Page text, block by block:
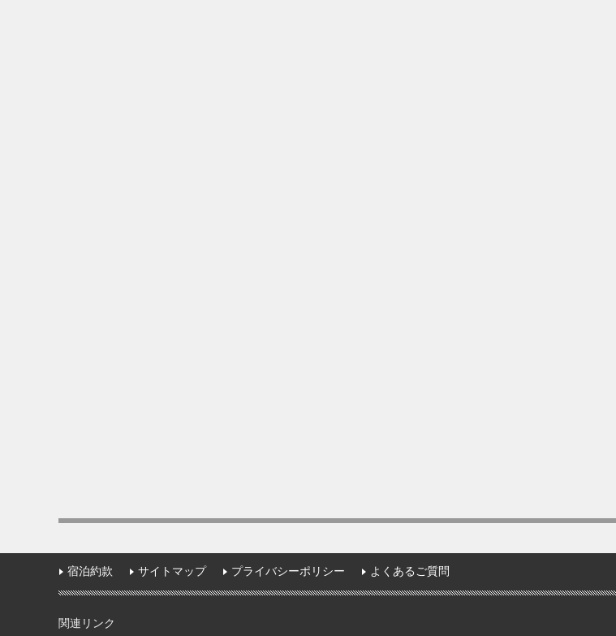
宿泊約款 サイトマップ プライバシーポリシー よくあるご質問
関連リンク